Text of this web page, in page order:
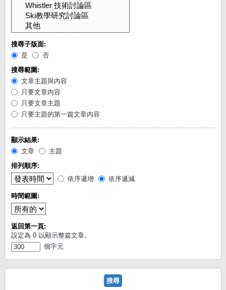
搜尋子版面:
是
否
搜尋範圍:
文章主題與內容
只要文章內容
只要文章主題
只要主題的第一篇文章內容
顯示結果:
文章
主題
排列順序:
依序遞增
依序遞減
時間範圍:
返回第一頁:
設定為 0 以顯示整篇文章。
個字元